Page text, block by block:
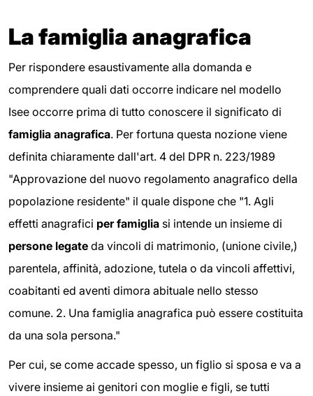
La famiglia anagrafica
Per rispondere esaustivamente alla domanda e
comprendere quali dati occorre indicare nel modello
Isee occorre prima di tutto conoscere il significato di
famiglia anagrafica. Per fortuna questa nozione viene
definita chiaramente dall'art. 4 del DPR n. 223/1989
"Approvazione del nuovo regolamento anagrafico della
popolazione residente" il quale dispone che "1. Agli
effetti anagrafici per famiglia si intende un insieme di
persone legate da vincoli di matrimonio, (unione civile,)
parentela, affinità, adozione, tutela o da vincoli affettivi,
coabitanti ed aventi dimora abituale nello stesso
comune. 2. Una famiglia anagrafica può essere costituita
da una sola persona."
Per cui, se come accade spesso, un figlio si sposa e va a
vivere insieme ai genitori con moglie e figli, se tutti